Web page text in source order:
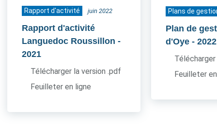
Rapport d'activité juin 2022
Rapport d'activité
Languedoc Roussillon -
2021
Télécharger la version .pdf
Feuilleter en ligne
Plans de
Plan de
d'Oye - 2022
Feuilleter